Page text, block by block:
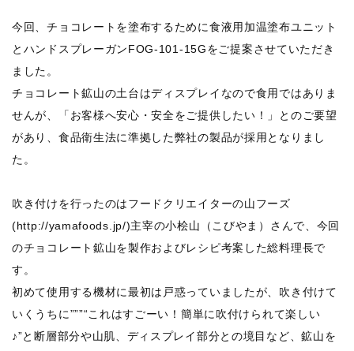
今回、チョコレートを塗布するために食液用加温塗布ユニット
とハンドスプレーガンFOG-101-15Gをご提案させていただき
ました。
チョコレート鉱山の土台はディスプレイなので食用ではありま
せんが、「お客様へ安心・安全をご提供したい！」とのご要望
があり、食品衛生法に準拠した弊社の製品が採用となりまし
た。
吹き付けを行ったのはフードクリエイターの山フーズ
(http://yamafoods.jp/)主宰の小桧山（こびやま）さんで、今回
のチョコレート鉱山を製作およびレシピ考案した総料理長で
す。
初めて使用する機材に最初は戸惑っていましたが、吹き付けて
いくうちに”””“これはすごーい！簡単に吹付けられて楽しい
♪”と断層部分や山肌、ディスプレイ部分との境目など、鉱山を